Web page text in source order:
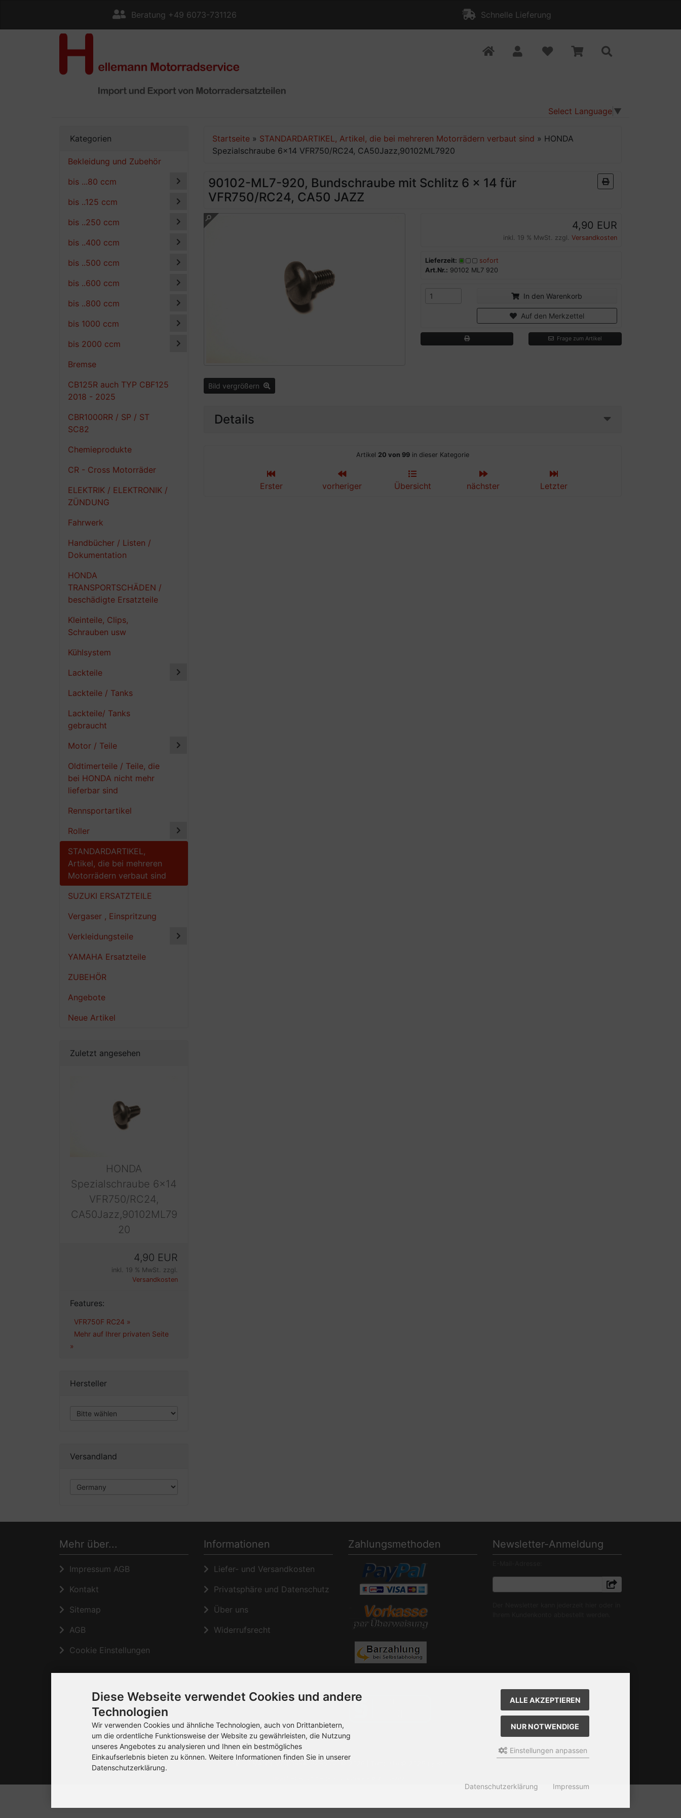
Beratung +49 6073-731126 Schnelle Lieferung
Select Language ▼
Kategorien
Bekleidung und Zubehör
bis ...80 ccm
bis ..125 ccm
bis ..250 ccm
bis ..400 ccm
bis ..500 ccm
bis ..600 ccm
bis ..800 ccm
bis 1000 ccm
bis 2000 ccm
Bremse
CB125R auch TYP CBF125
2018 - 2025
CBR1000RR / SP / ST
SC82
Chemieprodukte
CR - Cross Motorräder
ELEKTRIK / ELEKTRONIK /
ZÜNDUNG
Fahrwerk
Handbücher / Listen /
Dokumentation
HONDA
TRANSPORTSCHÄDEN /
beschädigte Ersatzteile
Kleinteile, Clips,
Schrauben usw
Kühlsystem
Lackteile
Lackteile / Tanks
Lackteile/ Tanks
gebraucht
Motor / Teile
Oldtimerteile / Teile, die
bei HONDA nicht mehr
lieferbar sind
Rennsportartikel
Roller
STANDARDARTIKEL,
Artikel, die bei mehreren
Motorrädern verbaut sind
SUZUKI ERSATZTEILE
Vergaser , Einspritzung
Verkleidungsteile
YAMAHA Ersatzteile
ZUBEHÖR
Angebote
Neue Artikel
Zuletzt angesehen
HONDA
Spezialschraube 6x14
VFR750/RC24,
CA50Jazz,90102ML79
20
4,90 EUR
inkl. 19 % MwSt. zzgl.
Versandkosten
Features:
VFR750F RC24 »
Mehr auf Ihrer privaten Seite
»
Hersteller
Versandland
Startseite » STANDARDARTIKEL, Artikel, die bei mehreren Motorrädern verbaut sind » HONDA
Spezialschraube 6x14 VFR750/RC24, CA50Jazz,90102ML7920
90102-ML7-920, Bundschraube mit Schlitz 6 x 14 für
VFR750/RC24, CA50 JAZZ
Bild vergrößern
4,90 EUR
inkl. 19 % MwSt. zzgl. Versandkosten
Lieferzeit:
sofort
Art.Nr.: 90102 ML7 920
In den Warenkorb
Auf den Merkzettel
Frage zum Artikel
Details
Artikel 20 von 99 in dieser Kategorie
Erster vorheriger Übersicht nächster Letzter
Mehr über...
Impressum AGB
Kontakt
Sitemap
AGB
Cookie Einstellungen
Informationen
Liefer- und Versandkosten
Privatsphäre und Datenschutz
Über uns
Widerrufsrecht
Zahlungsmethoden Newsletter-Anmeldung
Diese Webseite verwendet Cookies und andere
Technologien
Wir verwenden Cookies und ähnliche Technologien, auch von Drittanbietern,
um die ordentliche Funktionsweise der Website zu gewährleisten, die Nutzung
unseres Angebotes zu analysieren und Ihnen ein bestmögliches
Einkaufserlebnis bieten zu können. Weitere Informationen finden Sie in unserer
Datenschutzerklärung.
ALLE AKZEPTIEREN
NUR NOTWENDIGE
Einstellungen anpassen
Datenschutzerklärung Impressum